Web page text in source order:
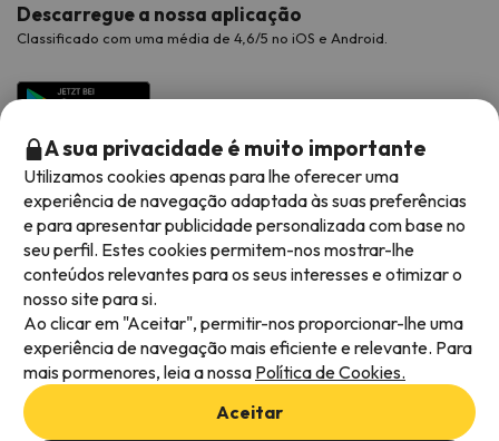
Descarregue a nossa aplicação
Classificado com uma média de 4,6/5 no iOS e Android.
Métodos de pagamento disponíveis
Termos e condições gerais
Privacidade dos dados
A sua privacidade é muito importante
Utilizamos cookies apenas para lhe oferecer uma
experiência de navegação adaptada às suas preferências
e para apresentar publicidade personalizada com base no
seu perfil. Estes cookies permitem-nos mostrar-lhe
conteúdos relevantes para os seus interesses e otimizar o
nosso site para si.
Ao clicar em "Aceitar", permitir-nos proporcionar-lhe uma
experiência de navegação mais eficiente e relevante. Para
mais pormenores, leia a nossa Política de Cookies.
Aceitar